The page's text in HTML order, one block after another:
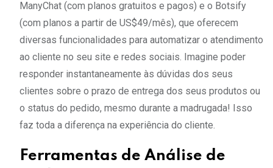
ManyChat (com planos gratuitos e pagos) e o Botsify
(com planos a partir de US$49/mês), que oferecem
diversas funcionalidades para automatizar o atendimento
ao cliente no seu site e redes sociais. Imagine poder
responder instantaneamente às dúvidas dos seus
clientes sobre o prazo de entrega dos seus produtos ou
o status do pedido, mesmo durante a madrugada! Isso
faz toda a diferença na experiência do cliente.
Ferramentas de Análise de